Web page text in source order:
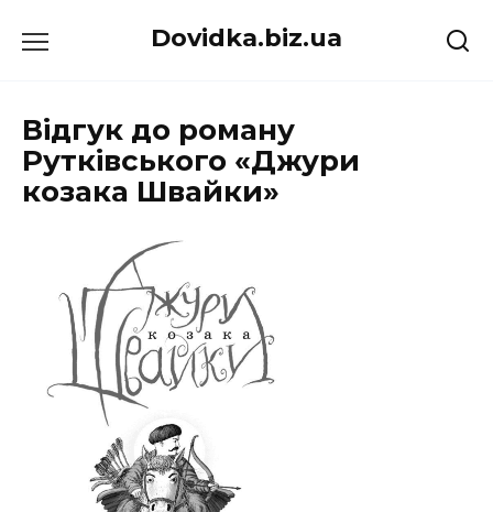
до
Dovidka.biz.ua
Відгук до роману
Рутківського «Джури
козака Швайки»